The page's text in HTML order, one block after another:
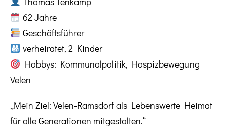
62 Jahre
Geschäftsführer
verheiratet, 2 Kinder
Hobbys: Kommunalpolitik, Hospizbewegung
Velen
„Mein Ziel: Velen-Ramsdorf als Lebenswerte Heimat
für alle Generationen mitgestalten.“